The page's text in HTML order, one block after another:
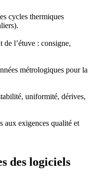
cycles thermiques
de l’étuve : consigne,
métrologiques pour la
uniformité, dérives,
aux exigences qualité et
des logiciels